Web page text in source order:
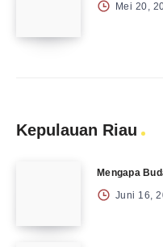
Mei 20,
Kepulauan Riau
Mengapa
Juni 16,